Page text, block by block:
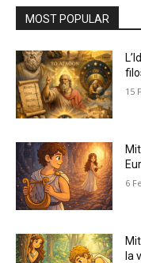
MOST POPULAR
15
6
la